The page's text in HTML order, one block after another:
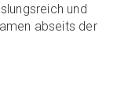
und
abseits der